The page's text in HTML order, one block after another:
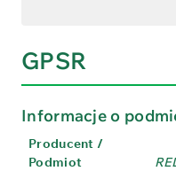
GPSR
Informacje o
Producent /
Podmiot